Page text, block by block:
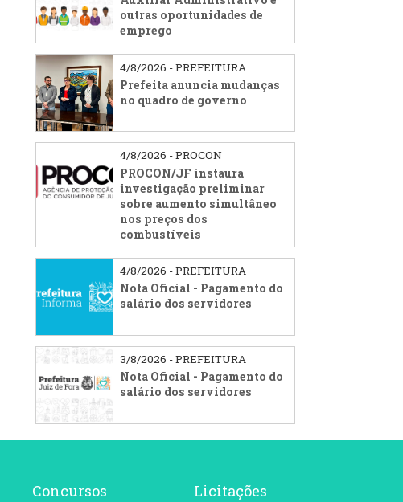
outras oportunidades de
emprego
4/8/2026 - PREFEITURA
Prefeita anuncia mudanças
no quadro de governo
4/8/2026 - PROCON
PROCON/JF instaura
investigação preliminar
sobre aumento simultâneo
nos preços dos
combustíveis
4/8/2026 - PREFEITURA
Nota Oficial - Pagamento do
salário dos servidores
3/8/2026 - PREFEITURA
Nota Oficial - Pagamento do
salário dos servidores
Concursos Licitações